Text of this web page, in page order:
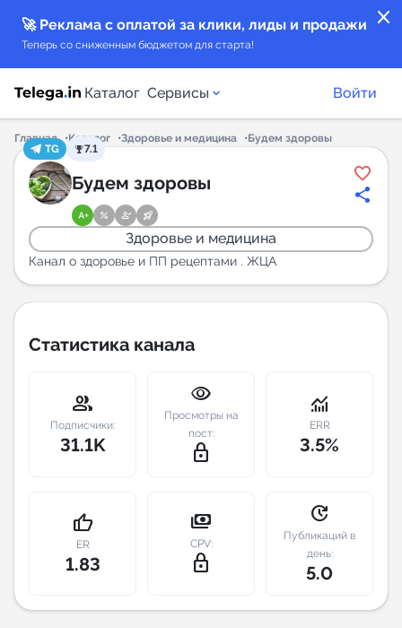
close
🚀 Реклама с оплатой за клики, лиды и продажи
Теперь со сниженным бюджетом для старта!
Каталог Сервисы
Каталог каналов
Каталог ботов
Горящие предложения
Индекс читаемости каналов в Telegram
New
Индивидуальное сопровождение
Войти
Главная Каталог Здоровье и медицина
Будем здоровы
TG
7.1
Будем здоровы
Здоровье и медицина
Канал о здоровье и ПП рецептами . ЖЦА
Статистика канала
group
Подписчики:
31.1K
visibility
Просмотры на
пост:
lock_outline
monitoring
ERR
3.5%
thumb_up
ER
1.83
payments
CPV:
lock_outline
update
Публикаций в
день:
5.0